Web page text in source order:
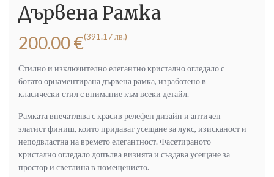
Дървена Рамка
200.00€(391.17 лв.)
Стилно и изключително елегантно кристално огледало с
богато орнаментирана дървена рамка, изработено в
класически стил с внимание към всеки детайл.
Рамката впечатлява с красив релефен дизайн и античен
златист финиш, които придават усещане за лукс, изисканост и
неподвластна на времето елегантност. Фасетираното
кристално огледало допълва визията и създава усещане за
простор и светлина в помещението.